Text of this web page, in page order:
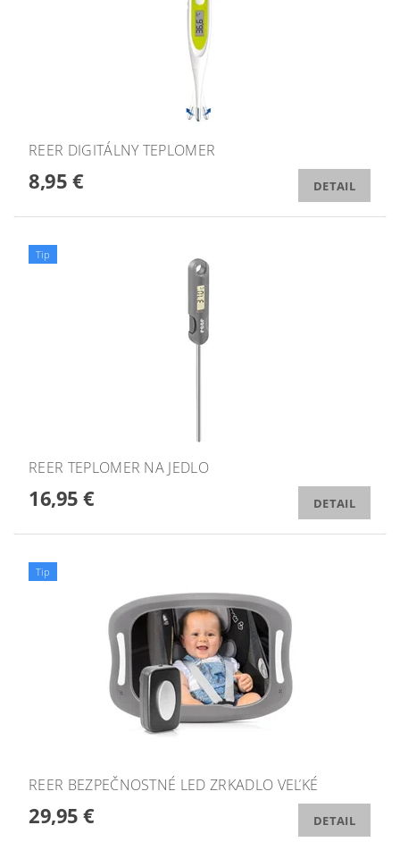
REER DIGITÁLNY TEPLOMER
8,95 € DETAIL
Tip
REER TEPLOMER NA JEDLO
16,95 € DETAIL
Tip
REER BEZPEČNOSTNÉ LED ZRKADLO VEĽKÉ
29,95 € DETAIL